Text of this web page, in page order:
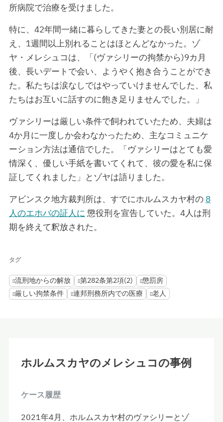
所病院で治療を受けました。
特に、42年間一緒に暮らしてきた妻との長い別居に耐
え、1週間以上別れることはほとんどなかった。ゾ
ヤ・メレシュコは、「(ヴァシリーの拘禁から)9カ月
後、長いデートで会い、ようやく抱き合うことができ
た。私たちは涙なしではやっていけませんでした、私
たちはお互いに話すのに飽き足りませんでした。」
ヴァシリーは厳しい条件で飼われていたため、夫婦は
4か月に一度しか会わなかったため、主なコミュニケ
ーション方法は通信でした。「ヴァシリーはとても愛
情深く、優しい手紙を書いてくれて、彼の愛を私に保
証してくれました」とゾヤは語りました。
アビンスク地方裁判所は、すでにホルムスカヤ村の 8
人のエホバの証人に 懲役刑を宣告していた。4人は刑
期を終えて釈放された。
タグ
流刑地からの解放 第282条第2項(2)
懲罰房
厳しい拘禁条件
連邦刑務所内での医療 老人
ホルムスカヤのメレシュコの事例
ケース履歴
2021年4月、ホルムスカヤ村のヴァシリーとゾ